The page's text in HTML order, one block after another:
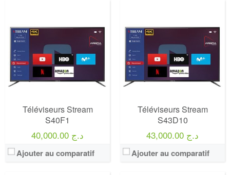
Téléviseurs Stream
S40F1
40,000.00 د.ج
Ajouter au comparatif
Téléviseurs Stream
S43D10
43,000.00 د.ج
Ajouter au comparatif
Prix:75000
Définition:UHD TV
View Details →
Prix:75000
Définition:UHD TV
View Details →